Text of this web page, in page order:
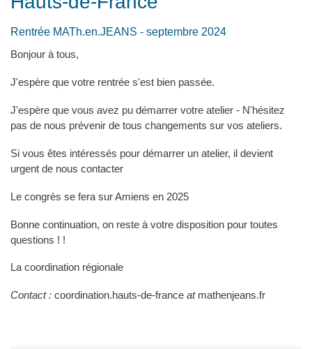
Rentrée MATh.en.JEANS - septembre 2024
Bonjour à tous,
J'espère que votre rentrée s'est bien passée.
J'espère que vous avez pu démarrer votre atelier - N'hésitez
pas de nous prévenir de tous changements sur vos ateliers.
Si vous êtes intéressés pour démarrer un atelier, il devient
urgent de nous contacter
Le congrès se fera sur Amiens en 2025
Bonne continuation, on reste à votre disposition pour toutes
questions ! !
La coordination régionale
Contact : coordination.hauts-de-france at mathenjeans.fr